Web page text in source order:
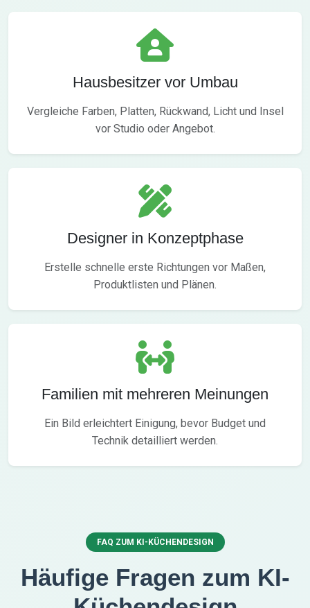
Hausbesitzer vor Umbau
Vergleiche Farben, Platten, Rückwand, Licht und Insel
vor Studio oder Angebot.
Designer in Konzeptphase
Erstelle schnelle erste Richtungen vor Maßen,
Produktlisten und Plänen.
Familien mit mehreren Meinungen
Ein Bild erleichtert Einigung, bevor Budget und
Technik detailliert werden.
FAQ ZUM KI-KÜCHENDESIGN
Häufige Fragen zum KI-